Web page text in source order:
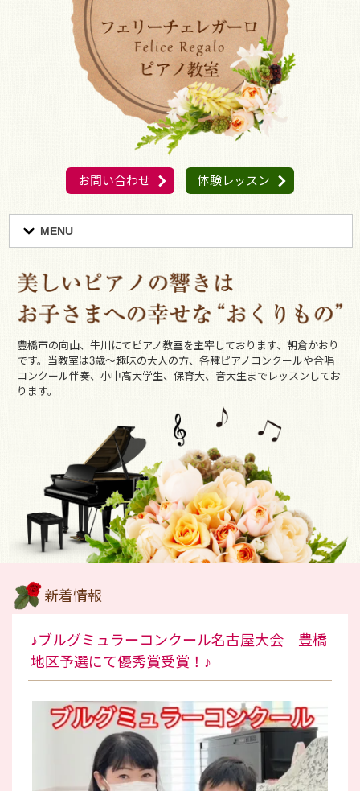
お問い合わせ 体験レッスン
MENU
豊橋市の向山、牛川にてピアノ教室を主宰しております、朝倉かおり
です。当教室は3歳～趣味の大人の方、各種ピアノコンクールや合唱
コンクール伴奏、小中高大学生、保育大、音大生までレッスンしてお
ります。
新着情報
♪ブルグミュラーコンクール名古屋大会 豊橋
地区予選にて優秀賞受賞！♪